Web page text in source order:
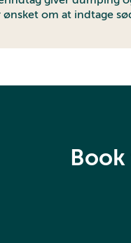
om at indtage
Book